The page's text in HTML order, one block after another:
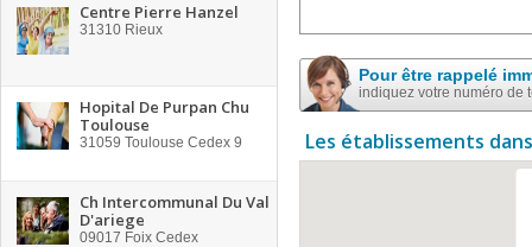
Centre Pierre Hanzel
31310 Rieux
Hopital De Purpan Chu
Toulouse
31059 Toulouse Cedex 9
Ch Intercommunal Du Val
D'ariege
09017 Foix Cedex
Pour être rappelé
indiquez votre numéro de
Les établissements